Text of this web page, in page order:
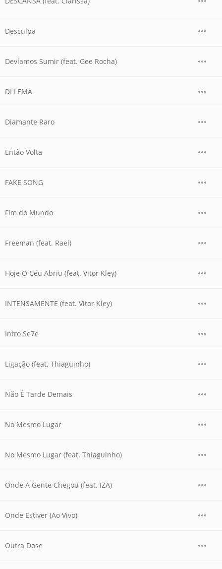
Desculpa
Devíamos Sumir (feat. Gee Rocha)
DI LEMA
Diamante Raro
Então Volta
FAKE SONG
Fim do Mundo
Freeman (feat. Rael)
Hoje O Céu Abriu (feat. Vitor Kley)
INTENSAMENTE (feat. Vitor Kley)
Intro Se7e
Ligação (feat. Thiaguinho)
Não É Tarde Demais
No Mesmo Lugar
No Mesmo Lugar (feat. Thiaguinho)
Onde A Gente Chegou (feat. IZA)
Onde Estiver (Ao Vivo)
Outra Dose